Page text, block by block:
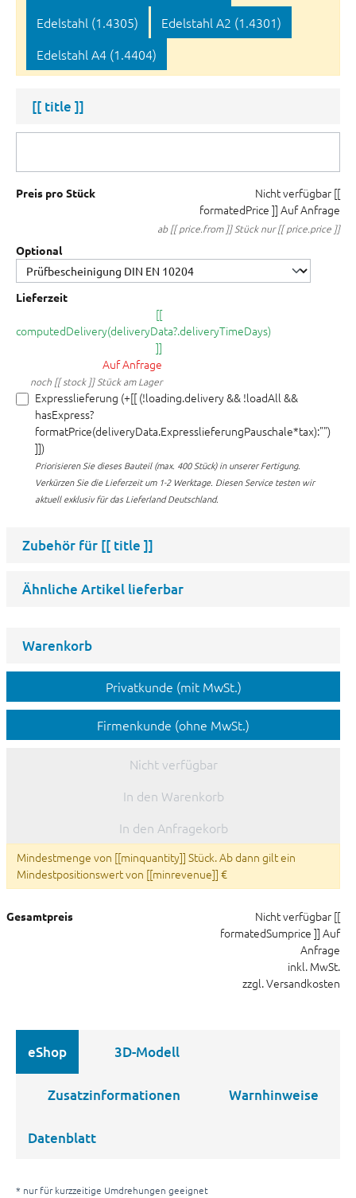
Edelstahl (1.4305)
Edelstahl A2 (1.4301)
Edelstahl A4 (1.4404)
[[ title ]]
Preis pro Stück Nicht verfügbar [[
formatedPrice ]] Auf Anfrage
ab [[ price.from ]] Stück nur [[ price.price ]]
Optional
Lieferzeit
[[
computedDelivery(deliveryData?.deliveryTimeDays)
]]
Auf Anfrage
noch [[ stock ]] Stück am Lager
Expresslieferung (+[[ (!loading.delivery && !loadAll &&
hasExpress?
formatPrice(deliveryData.ExpresslieferungPauschale*tax):"")
]])
Priorisieren Sie dieses Bauteil (max. 400 Stück) in unserer Fertigung.
Verkürzen Sie die Lieferzeit um 1-2 Werktage. Diesen Service testen wir
aktuell exklusiv für das Lieferland Deutschland.
Zubehör für [[ title ]]
Ähnliche Artikel lieferbar
Warenkorb
Privatkunde (mit MwSt.)
Firmenkunde (ohne MwSt.)
Nicht verfügbar
In den Warenkorb
In den Anfragekorb
Mindestmenge von [[minquantity]] Stück. Ab dann gilt ein
Mindestpositionswert von [[minrevenue]] €
Gesamtpreis Nicht verfügbar [[
formatedSumprice ]] Auf
Anfrage
inkl. MwSt.
zzgl. Versandkosten
eShop 3D-Modell
Zusatzinformationen Warnhinweise
Datenblatt
* nur für kurzzeitige Umdrehungen geeignet